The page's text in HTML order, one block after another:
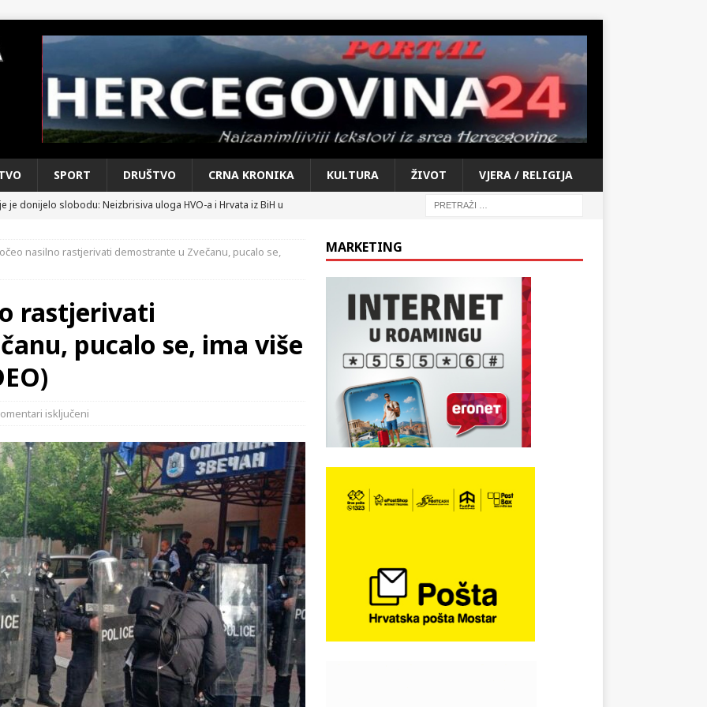
SPORT DRUŠTVO CRNA KRONIKA KULTURA ŽIVOT VJERA / RELIGIJA
je donijelo slobodu: Neizbrisiva uloga HVO-a i Hrvata iz BiH u
Večer u kojoj Knin, iseljena i domovinska Hrvatska dišu
iz sažetka dnevnih događaja za protekli vikend
Vozači satima čekaju, dok se drugi ubacuju sa strane
29. srpnja 2018, preminuo je glazbeni genij Oliver Dragojević
iz Međugorja; ‘Slobodna Dalmacija‘ u posjedu dramatične
u polju kod granice!
CRNA KRONIKA
vala. Svježije u petak. Negdje stižu i pljuskovi. VRIJEME
nasilno rastjerivati ​​demostrante u Zvečanu, pucalo se,
rastjerivati
pucalo se, ima više
isključeni
MARKETING